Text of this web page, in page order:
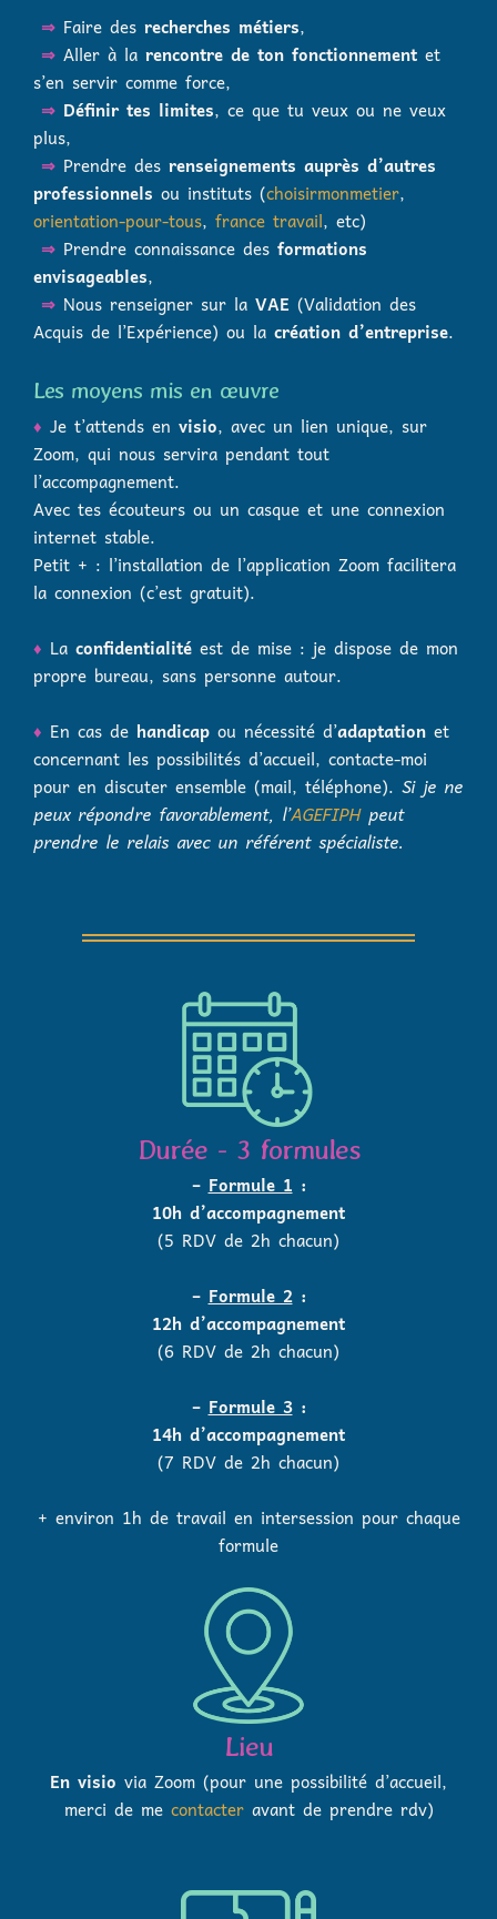
⇒ Faire des recherches métiers,
⇒ Aller à la rencontre de ton fonctionnement et
s’en servir comme force,
⇒ Définir tes limites, ce que tu veux ou ne veux
plus,
⇒ Prendre des renseignements auprès d’autres
professionnels ou instituts (choisirmonmetier,
orientation-pour-tous, france travail, etc)
⇒ Prendre connaissance des formations
envisageables,
⇒ Nous renseigner sur la VAE (Validation des
Acquis de l’Expérience) ou la création d’entreprise.
Les moyens mis en œuvre
♦ Je t’attends en visio, avec un lien unique, sur
Zoom, qui nous servira pendant tout
l’accompagnement.
Avec tes écouteurs ou un casque et une connexion
internet stable.
Petit + : l’installation de l’application Zoom facilitera
la connexion (c’est gratuit).
♦ La confidentialité est de mise : je dispose de mon
propre bureau, sans personne autour.
♦ En cas de handicap ou nécessité d’adaptation et
concernant les possibilités d’accueil, contacte-moi
pour en discuter ensemble (mail, téléphone). Si je ne
peux répondre favorablement, l’AGEFIPHpeut
prendre le relais avec un référent spécialiste.
Durée - 3 formules
– Formule 1 :
10h d’accompagnement
(5 RDV de 2h chacun)
– Formule 2:
12h d’accompagnement
(6 RDV de 2h chacun)
– Formule 3:
14h d’accompagnement
(7 RDV de 2h chacun)
+ environ 1h de travail en intersession pour chaque
formule
Lieu
En visio via Zoom (pour une possibilité d’accueil,
merci de me contacteravant de prendre rdv)